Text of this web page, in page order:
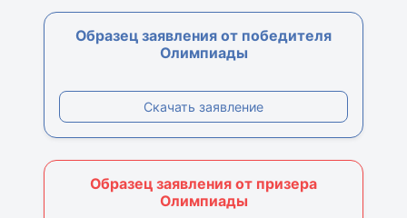
Образец заявления от победителя
Олимпиады
Скачать заявление
Образец заявления от призера
Олимпиады